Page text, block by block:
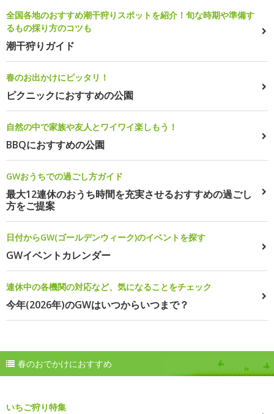
全国各地のおすすめ潮干狩りスポットを紹介！旬な時期や準備す
るもの採り方のコツも
潮干狩りガイド
春のお出かけにピッタリ！
ピクニックにおすすめの公園
自然の中で家族や友人とワイワイ楽しもう！
BBQにおすすめの公園
GWおうちでの過ごし方ガイド
最大12連休のおうち時間を充実させるおすすめの過ごし
方をご提案
日付からGW(ゴールデンウィーク)のイベントを探す
GWイベントカレンダー
連休中の各機関の対応など、気になることをチェック
今年(2026年)のGWはいつからいつまで？
春のおでかけにおすすめ
いちご狩り特集